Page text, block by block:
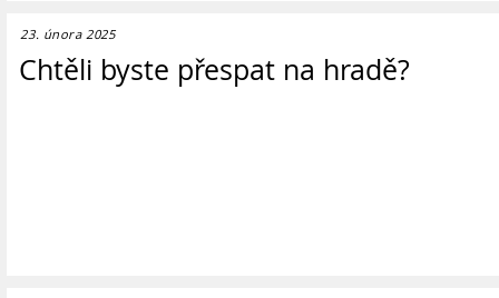
23. února 2025
Chtěli byste přespat na hradě?